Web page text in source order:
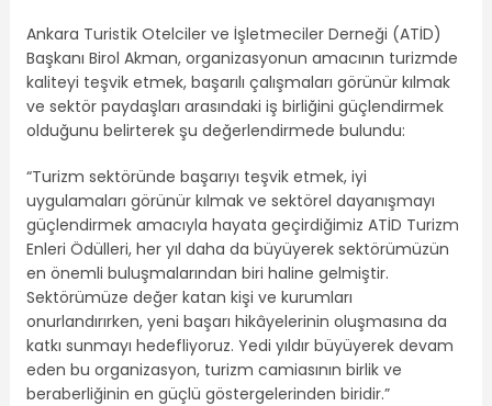
Ankara Turistik Otelciler ve İşletmeciler Derneği (ATİD)
Başkanı Birol Akman, organizasyonun amacının turizmde
kaliteyi teşvik etmek, başarılı çalışmaları görünür kılmak
ve sektör paydaşları arasındaki iş birliğini güçlendirmek
olduğunu belirterek şu değerlendirmede bulundu:
“Turizm sektöründe başarıyı teşvik etmek, iyi
uygulamaları görünür kılmak ve sektörel dayanışmayı
güçlendirmek amacıyla hayata geçirdiğimiz ATİD Turizm
Enleri Ödülleri, her yıl daha da büyüyerek sektörümüzün
en önemli buluşmalarından biri haline gelmiştir.
Sektörümüze değer katan kişi ve kurumları
onurlandırırken, yeni başarı hikâyelerinin oluşmasına da
katkı sunmayı hedefliyoruz. Yedi yıldır büyüyerek devam
eden bu organizasyon, turizm camiasının birlik ve
beraberliğinin en güçlü göstergelerinden biridir.”